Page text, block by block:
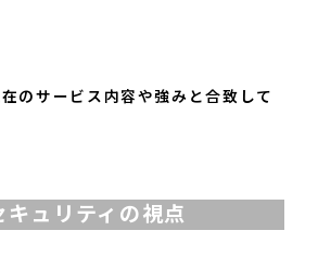
のサービス内容や強みと合致して
キュリティの視点